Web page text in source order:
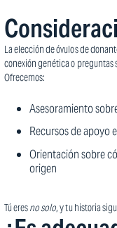
La elección de óvulos de
conexión genética o preguntas
Ofrecemos:
Asesoramiento
Recursos de apoyo
Orientación sobre
origen
Tú eresno solo, y tu historia